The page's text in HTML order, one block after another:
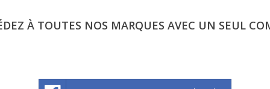
À TOUTES NOS MARQUES AVEC UN SEUL